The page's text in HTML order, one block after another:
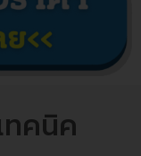
ทคนิค